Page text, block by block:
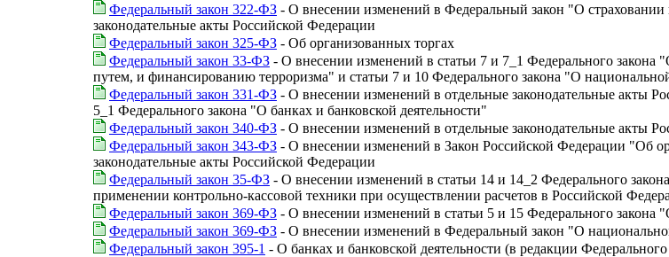
Федеральный закон 322-ФЗ - О внесении изменений в Федеральный закон "О
законодательные акты Российской Федерации
Федеральный закон 325-ФЗ - Об организованных торгах
Федеральный закон 33-ФЗ - О внесении изменений в статьи 7 и 7_1 Федерального
путем, и финансированию терроризма" и статьи 7 и 10 Федерального закона "О
Федеральный закон 331-ФЗ - О внесении изменений в отдельные законодательные акты
5_1 Федерального закона "О банках и банковской деятельности"
Федеральный закон 340-ФЗ - О внесении изменений в отдельные законодательные акты
Федеральный закон 343-ФЗ - О внесении изменений в Закон Российской Федерации "Об
законодательные акты Российской Федерации
Федеральный закон 35-ФЗ - О внесении изменений в статьи 14 и 14_2 Федерального
применении контрольно-кассовой техники при осуществлении расчетов в Российской
Федеральный закон 369-ФЗ - О внесении изменений в статьи 5 и 15 Федерального закона
Федеральный закон 369-ФЗ - О внесении изменений в Федеральный закон "О
Федеральный закон 395-1 - О банках и банковской деятельности (в редакции